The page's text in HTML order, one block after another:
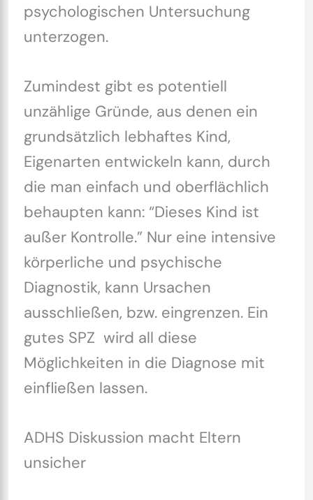
psychologischen Untersuchung
unterzogen.
Zumindest gibt es potentiell
unzählige Gründe, aus denen ein
grundsätzlich lebhaftes Kind,
Eigenarten entwickeln kann, durch
die man einfach und oberflächlich
behaupten kann: “Dieses Kind ist
außer Kontrolle.” Nur eine intensive
körperliche und psychische
Diagnostik, kann Ursachen
ausschließen, bzw. eingrenzen. Ein
gutes SPZ wird all diese
Möglichkeiten in die Diagnose mit
einfließen lassen.
ADHS Diskussion macht Eltern
unsicher